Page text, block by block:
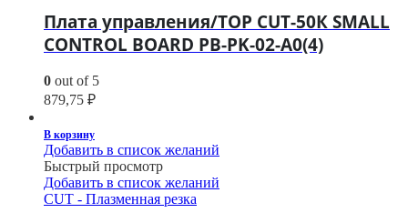
Плата управления/TOP CUT-50К SMALL
CONTROL BOARD PB-PK-02-A0(4)
0 out of 5
879,75 ₽
В корзину
Добавить в список желаний
Быстрый просмотр
Добавить в список желаний
CUT - Плазменная резка